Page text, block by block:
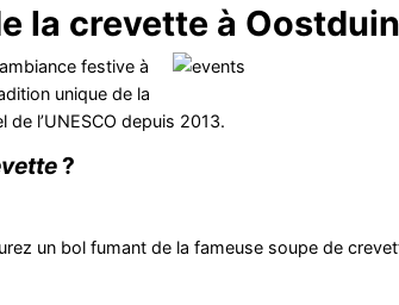
la crevette à
festive à
unique de la
l’UNESCO depuis 2013.
?
un bol fumant de la fameuse soupe de